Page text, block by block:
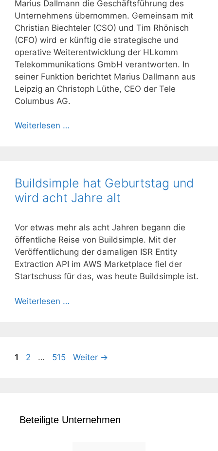
Marius Dallmann die Geschäftsführung des
Unternehmens übernommen. Gemeinsam mit
Christian Biechteler (CSO) und Tim Rhönisch
(CFO) wird er künftig die strategische und
operative Weiterentwicklung der HLkomm
Telekommunikations GmbH verantworten. In
seiner Funktion berichtet Marius Dallmann aus
Leipzig an Christoph Lüthe, CEO der Tele
Columbus AG.
Weiterlesen …
Buildsimple hat Geburtstag und
wird acht Jahre alt
Vor etwas mehr als acht Jahren begann die
öffentliche Reise von Buildsimple. Mit der
Veröffentlichung der damaligen ISR Entity
Extraction API im AWS Marketplace fiel der
Startschuss für das, was heute Buildsimple ist.
Weiterlesen …
Seite
1 Seite
2 … Seite
515 Weiter →
Beteiligte Unternehmen